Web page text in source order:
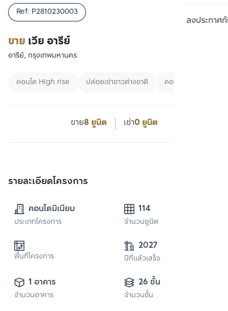
ลงประกาศกั
ขาย เวีย อารีย์
Ref: P2810230003
อารีย์, กรุงเทพมหานคร
คอนโด High rise ปล่อยเช่าชาวต่างชาติ คอนโดกรุงเทพ
ขาย8 ยูนิต เช่า0 ยูนิต
รายละเอียดโครงการ
คอนโดมิเนียม
ประเภทโครงการ
114
จำนวนยูนิต
พื้นที่โครงการ
2027
ปีที่แล้วเสร็จ
1 อาคาร
จำนวนอาคาร
26 ชั้น
จำนวนชั้น
เปรียบเทียบ